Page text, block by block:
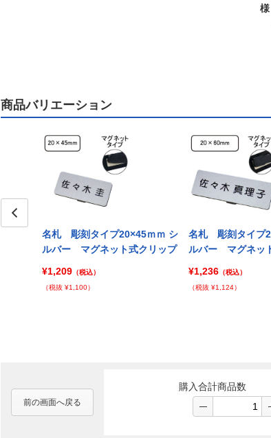
様
商品バリエーション
名札 彫刻タイプ20×45ｍｍ シ
ルバー マグネット式クリップ
¥1,209 （税込）
（税抜 ¥1,100）
名札 彫刻タイプ
ルバー マグネッ
¥1,236 （税込）
（税抜 ¥1,124）
前の画面へ戻る
購入合計商品数